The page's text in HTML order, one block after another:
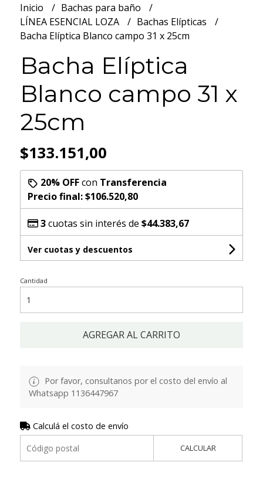
Inicio
Bachas para baño
LÍNEA ESENCIAL LOZA
Bachas Elípticas
Bacha Elíptica Blanco campo 31 x 25cm
Bacha Elíptica
Blanco campo 31 x
25cm
$133.151,00
20% OFFcon Transferencia
Precio final:$106.520,80
3cuotas sin interés de $44.383,67
Ver cuotas y descuentos
Cantidad
AGREGAR AL CARRITO
Por favor, consultanos por el costo del envío al
Whatsapp 1136447967
Calculá el costo de envío
CALCULAR